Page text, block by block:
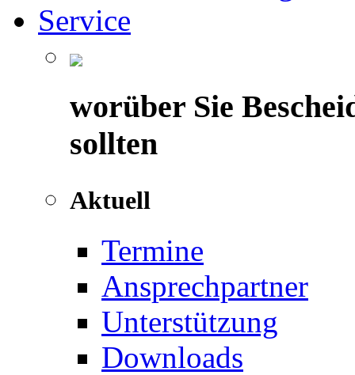
Service
worüber Sie
sollten
Aktuell
Termine
Ansprechpartner
Unterstützung
Downloads